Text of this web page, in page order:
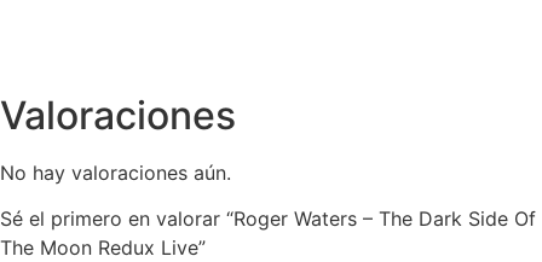
Valoraciones
No hay valoraciones aún.
Sé el primero en valorar “Roger Waters – The Dark Side Of
The Moon Redux Live”